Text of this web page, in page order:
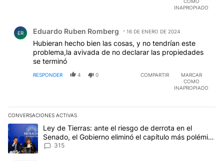
INAPROPIADO
ER Eduardo Ruben Romberg 16 DE ENERO DE 2024
Hubieran hecho bien las cosas, y no tendrían este
problema,la avivada de no declarar las propiedades
se terminó
RESPONDER 4 0 COMPARTIR
MARCAR
COMO
INAPROPIADO
CONVERSACIONES ACTIVAS
Este listado muestra los artículos con más comentarios en los
Un artículo de tendencia con el título "Ley de Tierras: ante el
Ley de Tierras: ante el riesgo de derrota en el
Senado, el Gobierno eliminó el capítulo más polémico
del proyecto
315